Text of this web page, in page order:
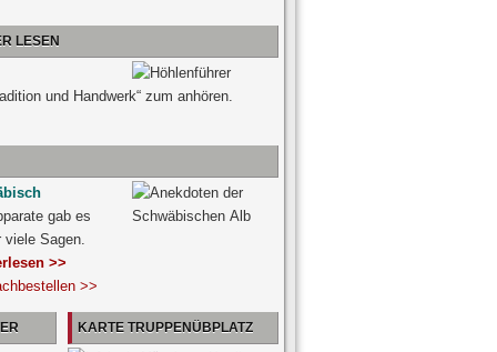
LESEN
und Handwerk“ zum anhören.
gab es
viele Sagen.
>>
>>
KARTE TRUPPENÜBPLATZ